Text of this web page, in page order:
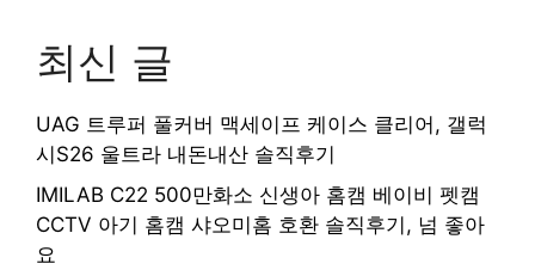
최신 글
UAG 트루퍼 풀커버 맥세이프 케이스 클리어, 갤럭
시S26 울트라 내돈내산 솔직후기
IMILAB C22 500만화소 신생아 홈캠 베이비 펫캠
CCTV 아기 홈캠 샤오미홈 호환 솔직후기, 넘 좋아
요